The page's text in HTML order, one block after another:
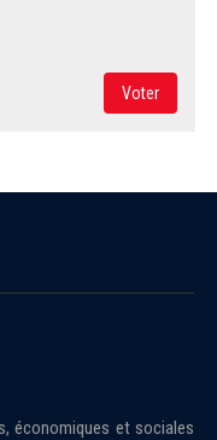
Voter
économiques et sociales